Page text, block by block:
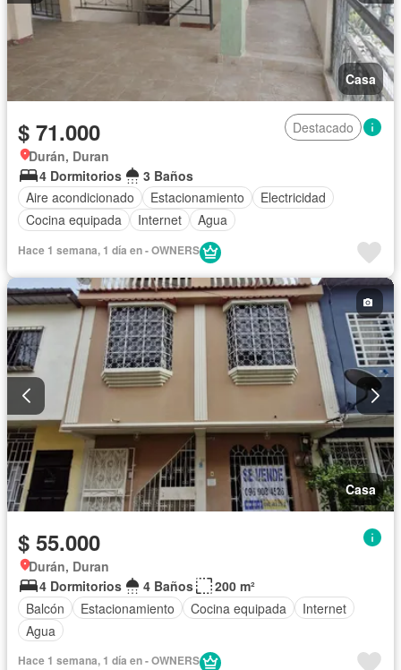
Casa
$ 71.000
Destacado
Durán, Duran
4 Dormitorios
3 Baños
Aire acondicionado
Estacionamiento
Electricidad
Cocina equipada
Internet Agua
Hace 1 semana, 1 día en - OWNERS
Casa
$ 55.000
Durán, Duran
4 Dormitorios
4 Baños
200 m²
Balcón
Estacionamiento Cocina equipada
Internet
Agua
Hace 1 semana, 1 día en - OWNERS